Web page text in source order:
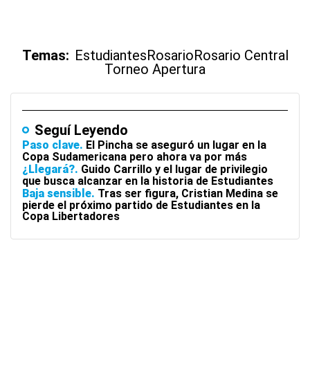
Temas: EstudiantesRosarioRosario Central
Torneo Apertura
Seguí Leyendo
Paso clave
El Pincha se aseguró un lugar en la
Copa Sudamericana pero ahora va por más
¿Llegará? Guido Carrillo y el lugar de privilegio
que busca alcanzar en la historia de Estudiantes
Baja sensible Tras ser figura, Cristian Medina se
pierde el próximo partido de Estudiantes en la
Copa Libertadores